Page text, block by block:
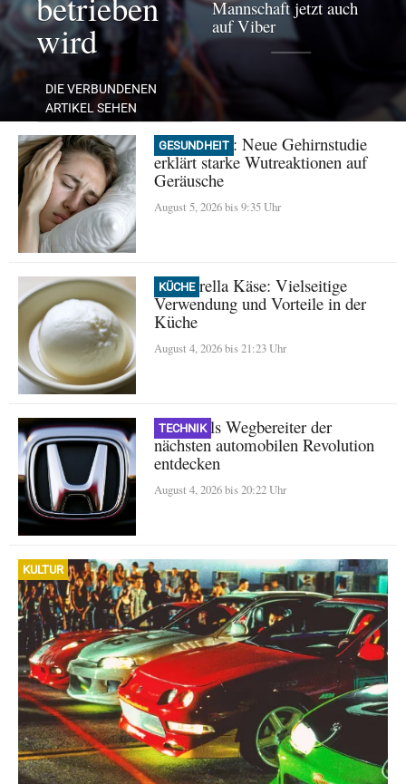
wird
DIE VERBUNDENEN
ARTIKEL SEHEN
Mannschaft jetzt auch
auf Viber
GESUNDHEIT
Misophonie: Neue Gehirnstudie
erklärt starke Wutreaktionen auf
Geräusche
August 5, 2026 bis 9:35 Uhr
KÜCHE
Mozzarella Käse: Vielseitige
Verwendung und Vorteile in der
Küche
August 4, 2026 bis 21:23 Uhr
TECHNIK
Honda als Wegbereiter der
nächsten automobilen Revolution
entdecken
August 4, 2026 bis 20:22 Uhr
KULTUR